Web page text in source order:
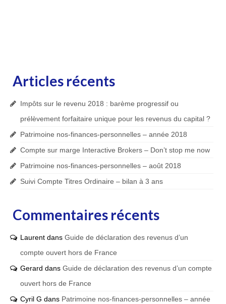
Articles récents
Impôts sur le revenu 2018 : barème progressif ou
prélèvement forfaitaire unique pour les revenus du capital ?
Patrimoine nos-finances-personnelles – année 2018
Compte sur marge Interactive Brokers – Don’t stop me now
Patrimoine nos-finances-personnelles – août 2018
Suivi Compte Titres Ordinaire – bilan à 3 ans
Commentaires récents
Laurent dans Guide de déclaration des revenus d’un
compte ouvert hors de France
Gerard dans Guide de déclaration des revenus d’un compte
ouvert hors de France
Cyril G dans Patrimoine nos-finances-personnelles – année